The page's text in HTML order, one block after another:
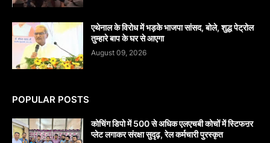
एथेनाल के विरोध में भड़के भाजपा सांसद, बोले, शुद्ध पेट्रोल
तुम्हारे बाप के घर से आएगा
August 09, 2026
POPULAR POSTS
कोचिंग डिपो में 500 से अधिक एलएचबी कोचों में स्टिफऩर
प्लेट लगाकर संरक्षा सुदृढ़, रेल कर्मचारी पुरस्कृत